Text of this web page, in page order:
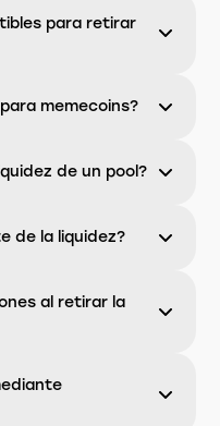
para retirar
memecoins?
de un pool?
de la liquidez?
al retirar la